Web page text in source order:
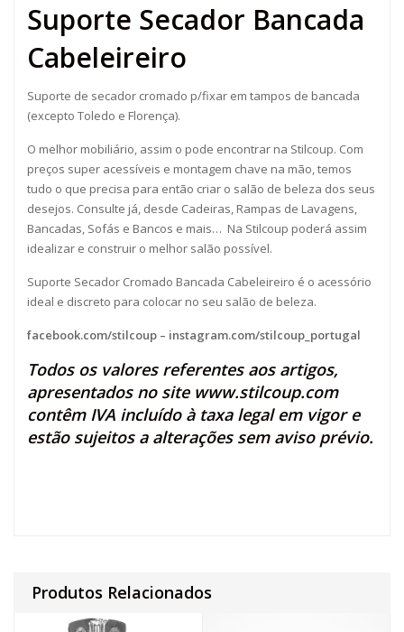
Suporte Secador Bancada
Cabeleireiro
Suporte de secador cromado p/fixar em tampos de bancada
(excepto Toledo e Florença).
O melhor mobiliário, assim o pode encontrar na Stilcoup. Com
preços super acessíveis e montagem chave na mão, temos
tudo o que precisa para então criar o salão de beleza dos seus
desejos. Consulte já, desde Cadeiras, Rampas de Lavagens,
Bancadas, Sofás e Bancos e mais… Na Stilcoup poderá assim
idealizar e construir o melhor salão possível.
Suporte Secador Cromado Bancada Cabeleireiro é o acessório
ideal e discreto para colocar no seu salão de beleza.
facebook.com/stilcoup – instagram.com/stilcoup_portugal
Todos os valores referentes aos artigos,
apresentados no site www.stilcoup.com
contêm IVA incluído à taxa legal em vigor e
estão sujeitos a alterações sem aviso prévio.
Produtos Relacionados